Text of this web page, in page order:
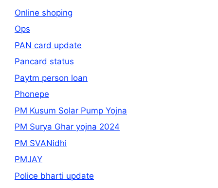
Online shoping
Ops
PAN card update
Pancard status
Paytm person loan
Phonepe
PM Kusum Solar Pump Yojna
PM Surya Ghar yojna 2024
PM SVANidhi
PMJAY
Police bharti update